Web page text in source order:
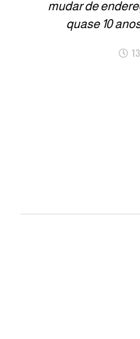
mudar de
quase 10